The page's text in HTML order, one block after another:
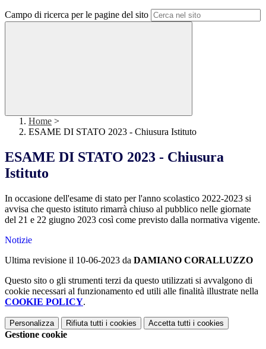
Campo di ricerca per le pagine del sito
Home >
ESAME DI STATO 2023 - Chiusura Istituto
ESAME DI STATO 2023 - Chiusura
Istituto
In occasione dell'esame di stato per l'anno scolastico 2022-2023 si
avvisa che questo istituto rimarrà chiuso al pubblico nelle giornate
del 21 e 22 giugno 2023 così come previsto dalla normativa vigente.
Notizie
Ultima revisione il 10-06-2023 da DAMIANO CORALLUZZO
Questo sito o gli strumenti terzi da questo utilizzati si avvalgono di
cookie necessari al funzionamento ed utili alle finalità illustrate nella
COOKIE POLICY.
Personalizza Rifiuta tutti i cookies Accetta tutti i cookies
Gestione cookie